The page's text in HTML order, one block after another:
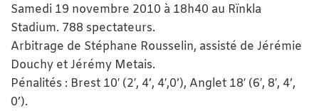
Samedi 19 novembre 2010 à 18h40 au Rïnkla
Stadium. 788 spectateurs.
Arbitrage de Stéphane Rousselin, assisté de Jérémie
Douchy et Jérémy Metais.
Pénalités : Brest 10′ (2′, 4’, 4′,0’), Anglet 18′ (6′, 8′, 4’,
0’).